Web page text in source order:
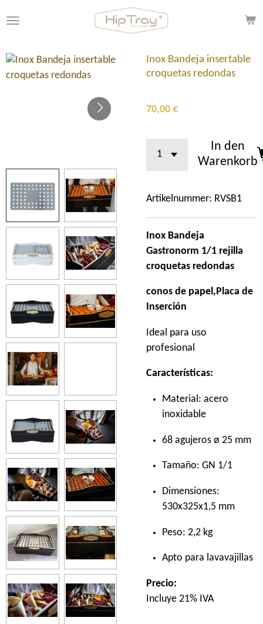
Hauptinhalt
Inox Bandeja insertable
croquetas redondas
70,00 €
In den
Warenkorb
Artikelnummer: RVSB1
Inox Bandeja
Gastronorm 1/1 rejilla
croquetas redondas
conos de papel,Placa de
Inserción
Ideal para uso
profesional
Características:
Material: acero
inoxidable
68 agujeros ø 25 mm
Tamaño: GN 1/1
Dimensiones:
530x325x1,5 mm
Peso: 2,2 kg
Apto para lavavajillas
Precio:
Incluye 21% IVA